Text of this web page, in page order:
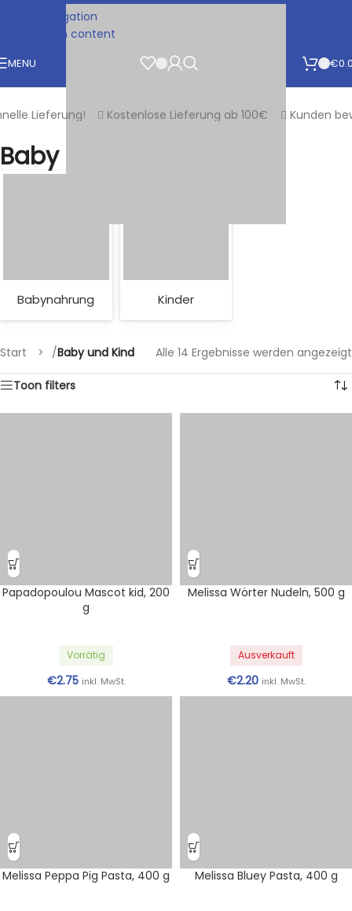
Skip to navigation
Skip to main content
MENU €
Lieferung! Kostenlose Lieferung ab 100€ Kunden
Baby und Kind
Kinder
Start /Baby und Kind Alle 14 Ergebnisse werden angezeigt
Toon filters
Papadopoulou Mascot kid, 200
g
Vorrätig
€2.75 inkl. MwSt.
Melissa Wörter Nudeln, 500 g
Ausverkauft
€2.20 inkl. MwSt.
Melissa Peppa Pig Pasta, 400 g Melissa Bluey Pasta, 400 g